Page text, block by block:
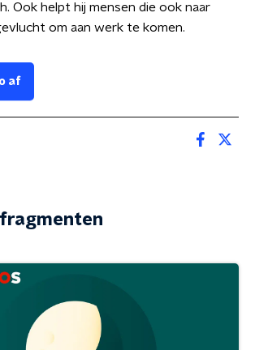
Ook helpt hij mensen die ook naar
om aan werk te komen.
af